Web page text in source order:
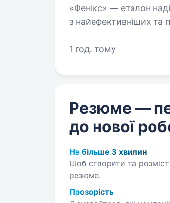
«Фенікс» — еталон
з найефективніших та
1 год. тому
Резюме —
до нової
Не більше 3 хвилин
Щоб створити та
резюме.
Прозорість